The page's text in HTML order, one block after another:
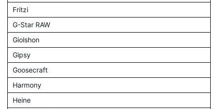
Fritzi
G-Star RAW
Giolshon
Gipsy
Goosecraft
Harmony
Heine